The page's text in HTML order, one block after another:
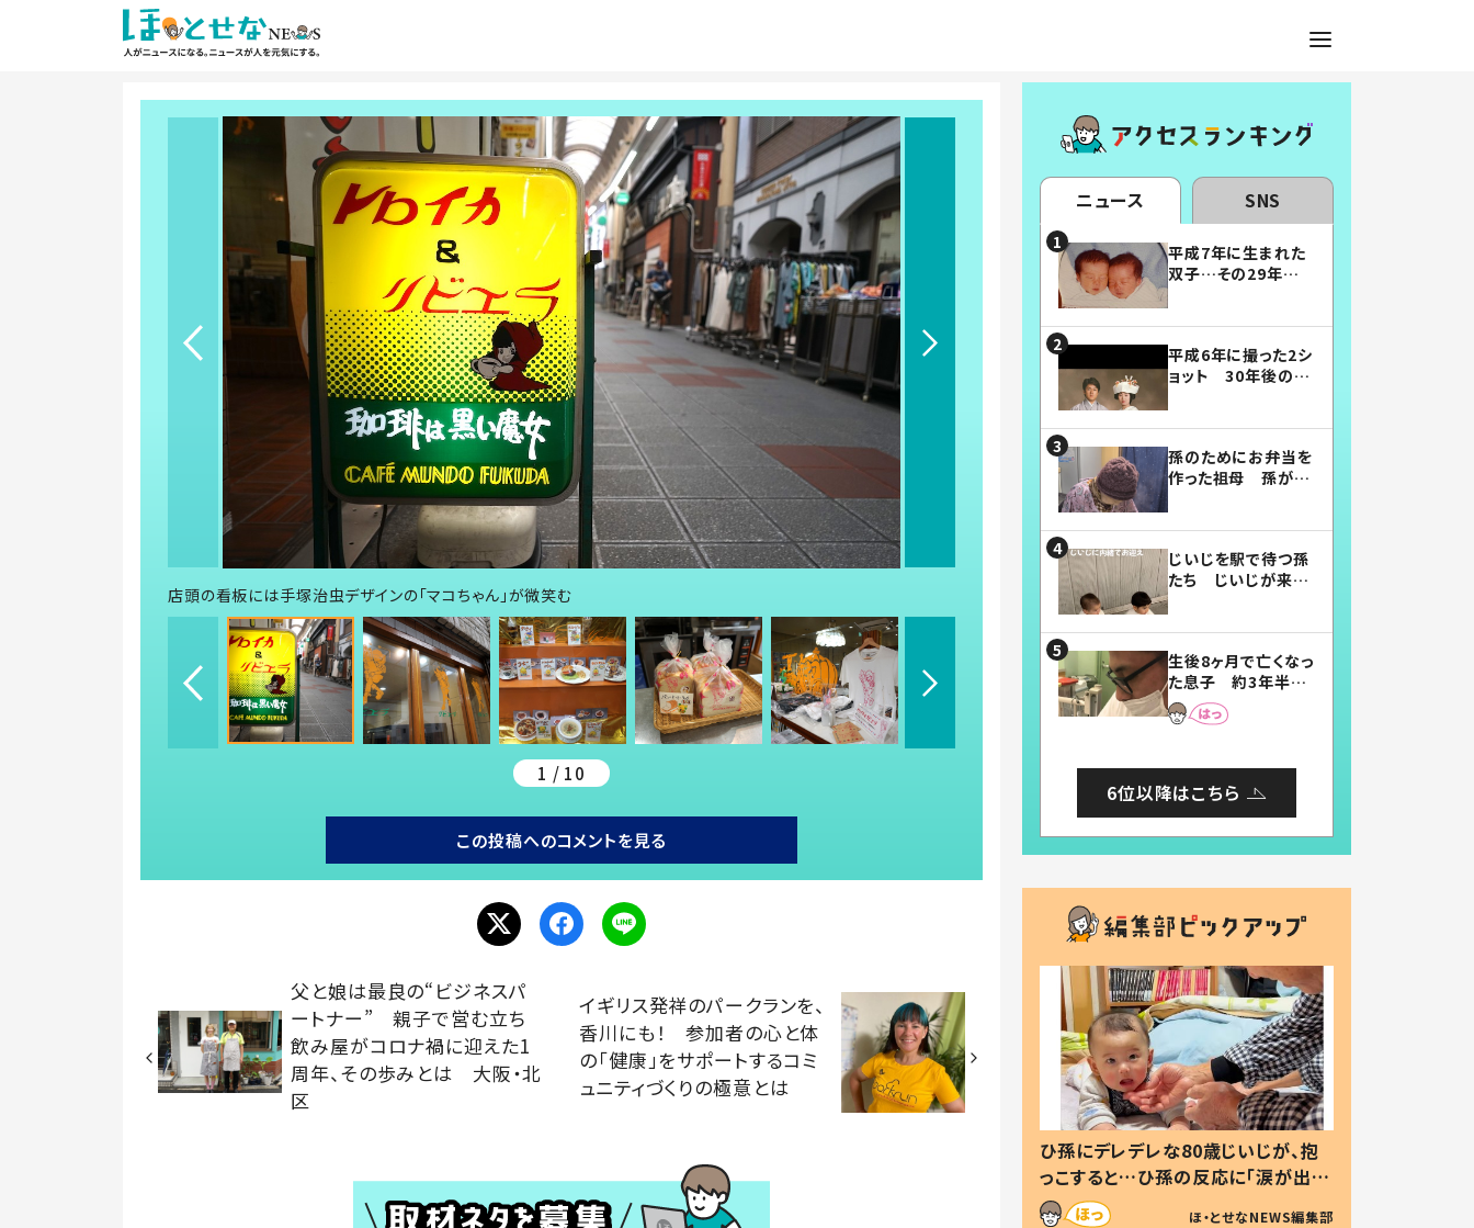
店頭の看板には手塚治虫デザインの「マコちゃん」が微笑む
1 / 10
この投稿へのコメントを見る
父と娘は最良の“ビジネスパ
ートナー” 親子で営む立ち
飲み屋がコロナ禍に迎えた1
周年、その歩みとは 大阪・北
区
イギリス発祥のパークランを、
香川にも！ 参加者の心と体
の「健康」をサポートするコミ
ュニティづくりの極意とは
ニュース SNS
平成7年に生まれた
双子…その29年後
平成6年に撮った2シ
ョット 30年後の姿
孫のためにお弁当を
作った祖母 孫が絶
じいじを駅で待つ孫
たち じいじが来た
まらない」「幸せにな
れる」
生後8ヶ月で亡くなっ
た息子 約3年半
後、当時の妻の日記
に書いてあった本音
6位以降はこちら
ひ孫にデレデレな80歳じいじが、抱
っこすると…ひ孫の反応に「涙が出ま
した」「可愛くて仕方ない」
ほ・とせなNEWS編集部